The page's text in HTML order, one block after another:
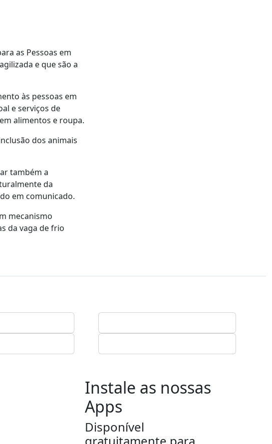
as Pessoas em
e que são a
às pessoas em
e serviços de
alimentos e roupa.
dos animais
também a
da
em comunicado.
mecanismo
da vaga de frio
Instale as nossas
Apps
Disponível